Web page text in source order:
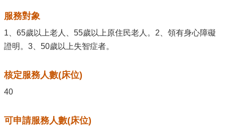
服務對象
1、65歲以上老人、55歲以上原住民老人。2、領有身心障礙
證明。3、50歲以上失智症者。
核定服務人數(床位)
40
可申請服務人數(床位)